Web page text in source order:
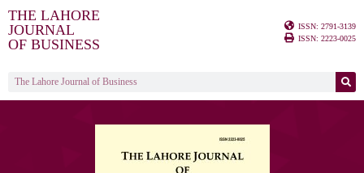
THE LAHORE
JOURNAL
OF BUSINESS
ISSN: 2791-3139
ISSN: 2223-0025